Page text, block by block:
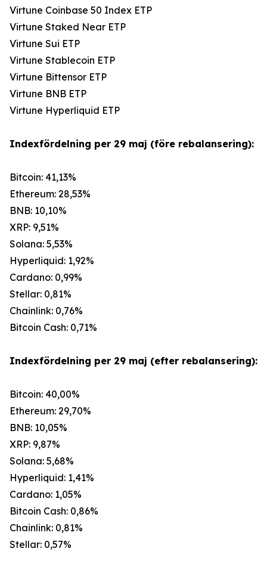
Virtune Coinbase 50 Index ETP
Virtune Staked Near ETP
Virtune Sui ETP
Virtune Stablecoin ETP
Virtune Bittensor ETP
Virtune BNB ETP
Virtune Hyperliquid ETP
Indexfördelning per 29 maj (före rebalansering):
Bitcoin: 41,13%
Ethereum: 28,53%
BNB: 10,10%
XRP: 9,51%
Solana: 5,53%
Hyperliquid: 1,92%
Cardano: 0,99%
Stellar: 0,81%
Chainlink: 0,76%
Bitcoin Cash: 0,71%
Indexfördelning per 29 maj (efter rebalansering):
Bitcoin: 40,00%
Ethereum: 29,70%
BNB: 10,05%
XRP: 9,87%
Solana: 5,68%
Hyperliquid: 1,41%
Cardano: 1,05%
Bitcoin Cash: 0,86%
Chainlink: 0,81%
Stellar: 0,57%